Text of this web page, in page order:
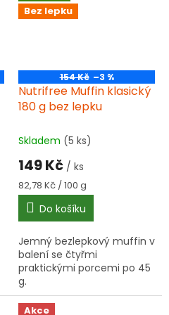
Bez lepku
154 Kč –3 %
Nutrifree Muffin klasický
180 g bez lepku
Skladem (5 ks)
149 Kč / ks
Měrná
cena:
82,78 Kč / 100 g
Do košíku
Jemný bezlepkový muffin v
balení se čtyřmi
praktickými porcemi po 45
g.
Akce